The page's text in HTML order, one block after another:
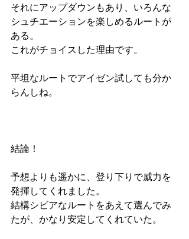
それにアップダウンもあり、いろんな
シュチエーションを楽しめるルートが
ある。
これがチョイスした理由です。
平坦なルートでアイゼン試しても分か
らんしね。
結論！
予想よりも遥かに、登り下りで威力を
発揮してくれました。
結構シビアなルートをあえて選んでみ
たが、かなり安定してくれていた。